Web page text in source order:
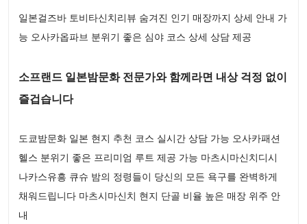
일본걸즈바 토비타신치리뷰 숨겨진 인기 매장까지 상세 안내 가
능 오사카옵파브 분위기 좋은 심야 코스 상세 상담 제공
소프랜드 일본밤문화 전문가와 함께라면 내상 걱정 없이
즐겁습니다
도쿄밤문화 일본 현지 추천 코스 실시간 상담 가능 오사카패션
헬스 분위기 좋은 프리미엄 루트 제공 가능 마츠시마신치디시
나카스유흥 큐슈 밤의 정령들이 당신의 모든 욕구를 완벽하게
채워드립니다 마츠시마신치 현지 단골 비율 높은 매장 위주 안
내